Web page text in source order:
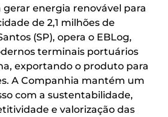
energia renovável para
de 2,1 milhões de
(SP), opera o EBLog,
terminais portuários
exportando o produto para
A Companhia mantém um
com a sustentabilidade,
e valorização das